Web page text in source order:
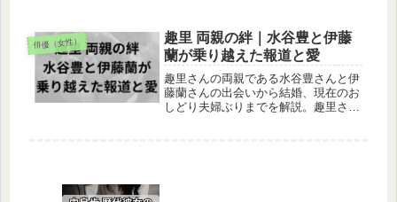
俳優（女性）
趣里 両親の絆｜水谷豊と伊藤
蘭が乗り越えた報道と愛
趣里さんの両親である水谷豊さんと伊
藤蘭さんの出会いから結婚、現在のお
しどり夫婦ぶりまでを解説。趣里さん